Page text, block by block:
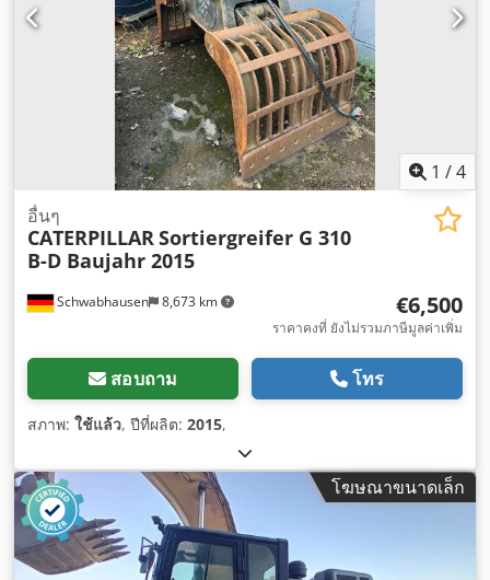
1 /4
Schwabhausen 8,673 km
อื่นๆ
CATERPILLARSortiergreifer G 310
B-D Baujahr 2015
€6,500
ราคาคงที่ ยังไม่รวมภาษีมูลค่าเพิ่ม
สอบถาม โทร
สภาพ: ใช้แล้ว, ปีที่ผลิต: 2015,
โฆษณาขนาดเล็ก